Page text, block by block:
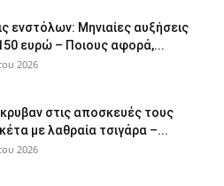
ενστόλων: Mηνιαίες αυξήσεις
ευρώ – Ποιους αφορά,...
2026
στις αποσκευές τους
με λαθραία τσιγάρα –...
2026